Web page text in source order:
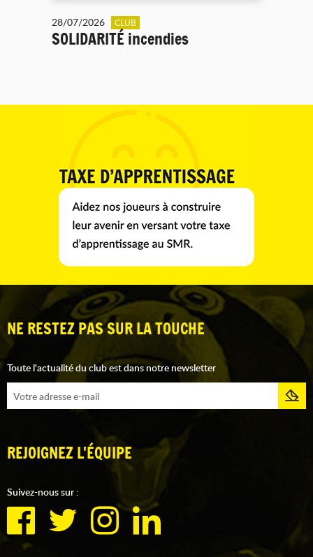
28/07/2026 CLUB
SOLIDARITÉ incendies
NE RESTEZ PAS SUR LA TOUCHE
Toute l'actualité du club est dans notre newsletter
REJOIGNEZ L'ÉQUIPE
Suivez-nous sur :